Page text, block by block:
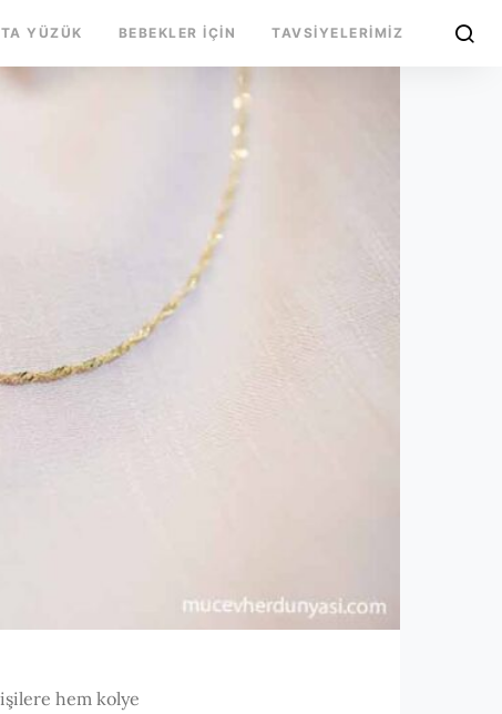
YÜZÜK BEBEKLER İÇIN TAVSIYELERIMIZ
hem kolye